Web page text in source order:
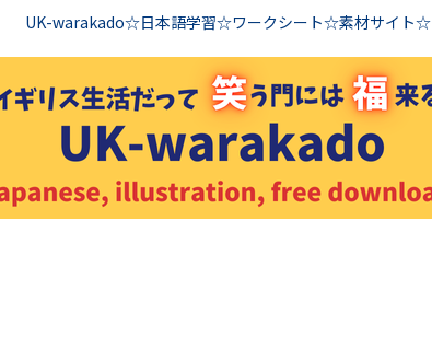
UK-warakado☆日本語学習☆ワークシート☆素材サイト☆